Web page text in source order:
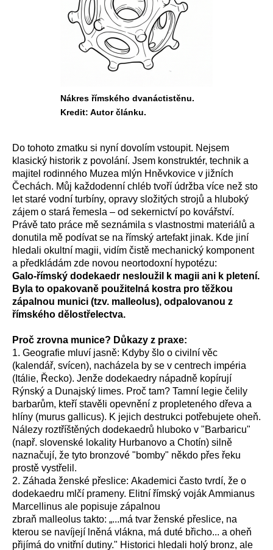
Nákres římského dvanáctistěnu.
Kredit: Autor článku.
Do tohoto zmatku si nyní dovolím vstoupit. Nejsem
klasický historik z povolání. Jsem konstruktér, technik a
majitel rodinného Muzea mlýn Hněvkovice v jižních
Čechách. Můj každodenní chléb tvoří údržba více než sto
let staré vodní turbíny, opravy složitých strojů a hluboký
zájem o stará řemesla – od sekernictví po kovářství.
Právě tato práce mě seznámila s vlastnostmi materiálů a
donutila mě podívat se na římský artefakt jinak. Kde jiní
hledali okultní magii, vidím čistě mechanický komponent
a předkládám zde novou neortodoxní hypotézu:
Galo-římský dodekaedr nesloužil k magii ani k pletení.
Byla to opakovaně použitelná kostra pro těžkou
zápalnou munici (tzv. malleolus), odpalovanou z
římského dělostřelectva.
Proč zrovna munice? Důkazy z praxe:
1. Geografie mluví jasně: Kdyby šlo o civilní věc
(kalendář, svícen), nacházela by se v centrech impéria
(Itálie, Řecko). Jenže dodekaedry nápadně kopírují
Rýnský a Dunajský limes. Proč tam? Tamní legie čelily
barbarům, kteří stavěli opevnění z propleteného dřeva a
hlíny (murus gallicus). K jejich destrukci potřebujete oheň.
Nálezy roztříštěných dodekaedrů hluboko v "Barbaricu"
(např. slovenské lokality Hurbanovo a Chotín) silně
naznačují, že tyto bronzové "bomby" někdo přes řeku
prostě vystřelil.
2. Záhada ženské přeslice: Akademici často tvrdí, že o
dodekaedru mlčí prameny. Elitní římský voják Ammianus
Marcellinus ale popisuje zápalnou
zbraň malleolus takto: „...má tvar ženské přeslice, na
kterou se navíjejí lněná vlákna, má duté břicho... a oheň
přijímá do vnitřní dutiny." Historici hledali holý bronz, ale